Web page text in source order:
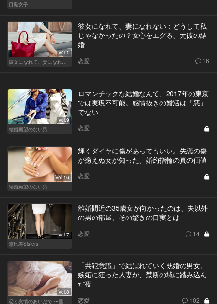
目黒女子
Vol.1
彼女になれて、妻になれない
彼女になれて、妻になれない：どうして私
じゃなかったの？女心をエグる、元彼の結
婚
恋愛 16
Vol.9
結婚願望のない男
ロマンチックな結婚なんて、2017年の東京
では実現不可能。感情抜きの婚活は「悪」
でない
恋愛
Vol.16
結婚願望のない男
輝くダイヤに傷があってもいい。失恋の傷
が癒えぬ女が知った、婚約指輪の真の価値
恋愛
Vol.7
恵比寿Sisters
離婚間近の35歳女が向かったのは、夫以外
の男の部屋。その驚きの口実とは
恋愛 14
Vol.8
恋と友情のあいだで 〜里奈 Ver.〜
「共犯意識」で結ばれていく既婚の男女。
嫉妬に狂った人妻が、禁断の域に踏み込ん
だ夜
恋愛 102